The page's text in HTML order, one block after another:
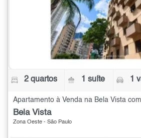
2 quartos 1 suíte 1
Apartamento à Venda na Bela Vista
Bela Vista
Zona Oeste - São Paulo